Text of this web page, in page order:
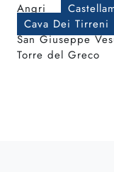
Angri
Cava Dei Tirreni
San Giuseppe
Torre del Greco